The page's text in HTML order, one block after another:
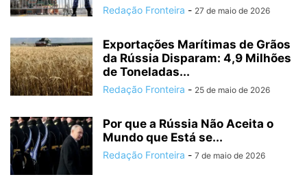
Redação Fronteira - 27 de maio de 2026
Exportações Marítimas de Grãos
da Rússia Disparam: 4,9 Milhões
de Toneladas...
Redação Fronteira - 25 de maio de 2026
Por que a Rússia Não Aceita o
Mundo que Está se...
Redação Fronteira - 7 de maio de 2026